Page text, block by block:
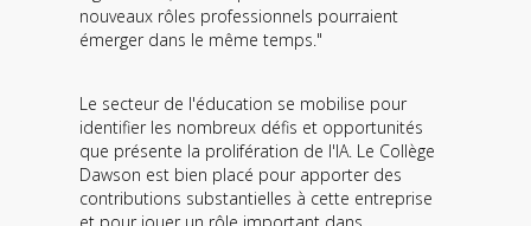
nouveaux rôles professionnels pourraient
émerger dans le même temps."
Le secteur de l'éducation se mobilise pour
identifier les nombreux défis et opportunités
que présente la prolifération de l'IA. Le Collège
Dawson est bien placé pour apporter des
contributions substantielles à cette entreprise